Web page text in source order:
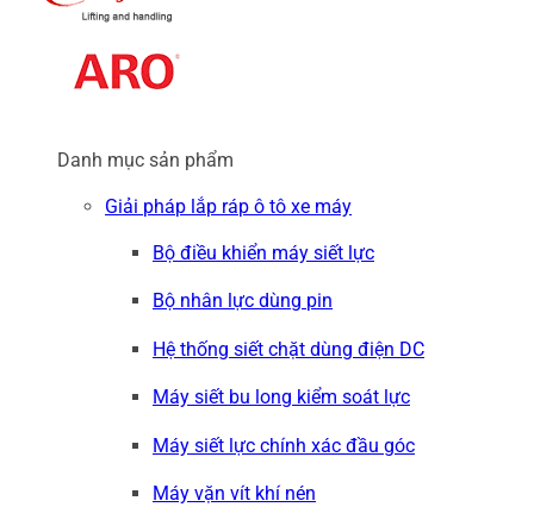
Danh mục sản phẩm
Giải pháp lắp ráp ô tô xe máy
Bộ điều khiển máy siết lực
Bộ nhân lực dùng pin
Hệ thống siết chặt dùng điện DC
Máy siết bu long kiểm soát lực
Máy siết lực chính xác đầu góc
Máy vặn vít khí nén